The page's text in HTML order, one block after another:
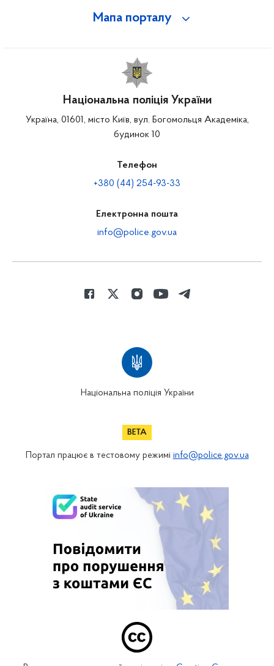
Мапа порталу
Національна поліція України
Україна, 01601, місто Київ, вул. Богомольця Академіка,
будинок 10
Телефон
+380 (44) 254-93-33
Електронна пошта
info@police.gov.ua
Національна поліція України
Портал працює в тестовому режимі info@police.gov.ua